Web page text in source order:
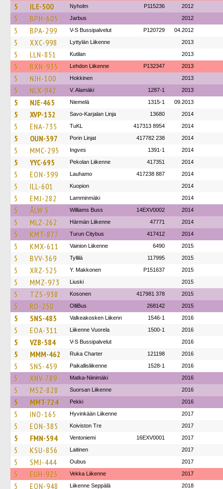
5 ILE-500 Nyholm P115236 2012
5 BPH-605 Jarbus 2012
5 BPA-299 V-S Bussipalvelut P120729 04.2012
5 XXC-998 Lyttylän Liikenne 2013
5 LLN-851 Kutilan 2013
5 BXN-935 Lehdon Liikenne P132347 2013
5 NJH-100 Hokkinen 2013
5 NLX-942 V. Alamäki 1287-1 2013
5 NJE-465 Niemelä 1315-1 09.2013
5 XVP-132 Savo-Karjalan Linja 13680 2014
5 ENA-735 TuKL 417313 8954 2014
5 OUN-397 Porin Linjat 417782 238 2014
5 MMC-295 Ingves 1391-1 2014
5 YYC-695 Pekolan Liikenne 417351 2014
5 EON-399 Lauhamo 417238 887 2014
5 ILL-601 Kuopion 2014
5 EMJ-282 Lamminmäki 2014
5 ÅLW 5 Williams Buss 14EXV0002 2014
5 MLZ-262 Härmän Liikenne 47771 2014
5 KMT-877 Turun Citybus 417412 2014
5 KMX-611 Vainion Liikenne 6490 2015
5 BVV-369 Tyllilä 117995 2015
5 XRZ-525 Y. Makkonen P151637 2015
5 MMZ-973 Liuski 2015
5 TZS-938 Kosonen 417981 378 2015
5 RO-250 OlliBus 268142 2015
5 SNS-485 Valkeakosken Liikenn 1546-1 2016
5 EOA-311 Liikenne Vuorela 1500-1 2016
5 VZB-584 V-S Bussipalvelut 2016
5 MMM-462 Ruka Charter 121198 2016
5 SNS-459 Paikallisliikenne 1528-1 2016
5 XNV-789 Matka-Niinimäki 2016
5 MSZ-828 Suorsan Liikenne 2016
5 MMT-724 Pekki 2016
5 INO-165 Hyvinkään Liikenne 2017
5 EON-385 Koiviston Tre 2017
5 FMN-594 Ventoniemi 16EXV0001 2017
5 KSU-856 Laitinen 2017
5 SMJ-444 Oubus 2017
5 EUH-925 Vekka Liikenne 2017
5 EON-948 Liikenne Seppälä 2018